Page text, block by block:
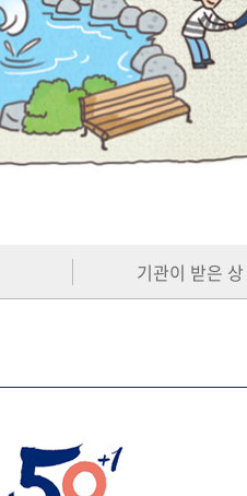
기관이 받은 상